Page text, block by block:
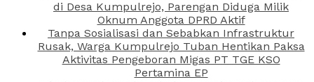
di Desa Kumpulrejo, Parengan Diduga Milik
Oknum Anggota DPRD Aktif
Tanpa Sosialisasi dan Sebabkan Infrastruktur
Rusak, Warga Kumpulrejo Tuban Hentikan Paksa
Aktivitas Pengeboran Migas PT TGE KSO
Pertamina EP